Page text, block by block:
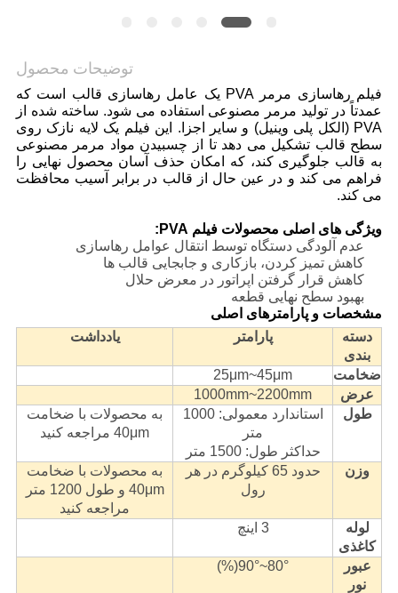
توضیحات محصول
فیلم رهاسازی مرمر PVA یک عامل رهاسازی قالب است که
عمدتاً در تولید مرمر مصنوعی استفاده می شود. ساخته شده از
PVA (الکل پلی وینیل) و سایر اجزا. این فیلم یک لایه نازک روی
سطح قالب تشکیل می دهد تا از چسبیدن مواد مرمر مصنوعی
به قالب جلوگیری کند، که امکان حذف آسان محصول نهایی را
فراهم می کند و در عین حال از قالب در برابر آسیب محافظت
می کند.
ویژگی های اصلی محصولات فیلم PVA:
عدم آلودگی دستگاه توسط انتقال عوامل رهاسازی
کاهش تمیز کردن، بازکاری و جابجایی قالب ها
کاهش قرار گرفتن اپراتور در معرض حلال
بهبود سطح نهایی قطعه
مشخصات و پارامترهای اصلی
دسته
بندی
پارامتر یادداشت
ضخامت
25μm~45μm
عرض
1000mm~2200mm
طول
استاندارد معمولی: 1000
متر
حداکثر طول: 1500 متر
به محصولات با ضخامت
40μm مراجعه کنید
وزن
حدود 65 کیلوگرم در هر
رول
به محصولات با ضخامت
40μm و طول 1200 متر
مراجعه کنید
لوله
کاغذی
3 اینچ
عبور
نور
80°~90°(%)